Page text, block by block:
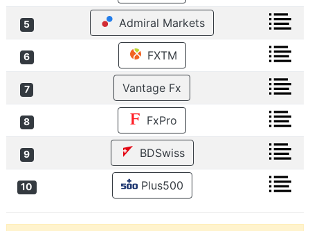
5 Admiral Markets
6 FXTM
7 Vantage Fx
8 FxPro
9 BDSwiss
10 Plus500